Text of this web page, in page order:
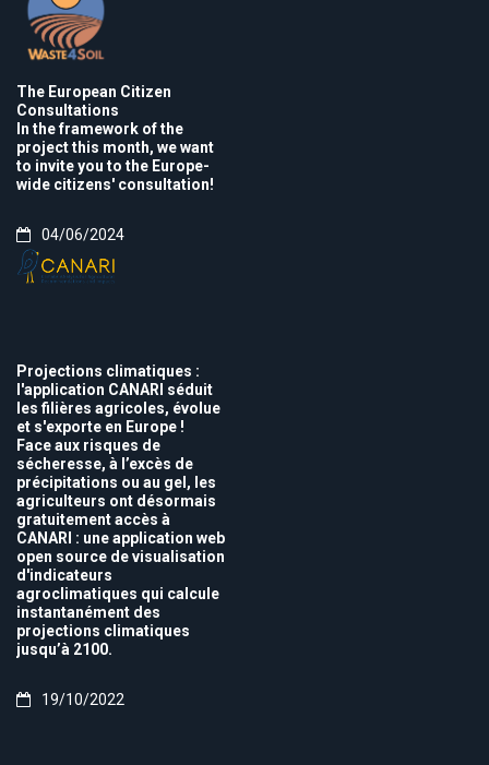
The European Citizen
Consultations
In the framework of the
project this month, we want
to invite you to the Europe-
wide citizens' consultation!
04/06/2024
Projections climatiques :
l'application CANARI séduit
les filières agricoles, évolue
et s'exporte en Europe !
Face aux risques de
sécheresse, à l’excès de
précipitations ou au gel, les
agriculteurs ont désormais
gratuitement accès à
CANARI : une application web
open source de visualisation
d'indicateurs
agroclimatiques qui calcule
instantanément des
projections climatiques
jusqu’à 2100.
19/10/2022